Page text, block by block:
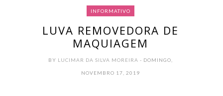
INFORMATIVO
LUVA REMOVEDORA DE
MAQUIAGEM
BY LUCIMAR DA SILVA MOREIRA- DOMINGO,
NOVEMBRO 17, 2019